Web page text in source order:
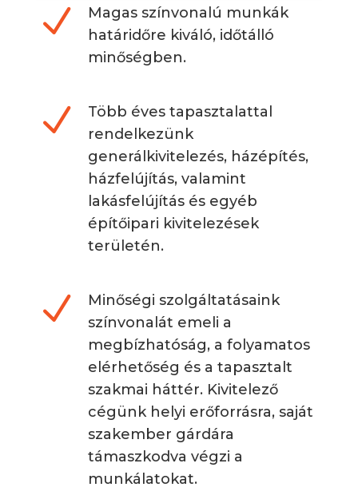
N
Magas színvonalú munkák
határidőre kiváló, időtálló
minőségben.
N
Több éves tapasztalattal
rendelkezünk
generálkivitelezés, házépítés,
házfelújítás, valamint
lakásfelújítás és egyéb
építőipari kivitelezések
területén.
N
Minőségi szolgáltatásaink
színvonalát emeli a
megbízhatóság, a folyamatos
elérhetőség és a tapasztalt
szakmai háttér. Kivitelező
cégünk helyi erőforrásra, saját
szakember gárdára
támaszkodva végzi a
munkálatokat.